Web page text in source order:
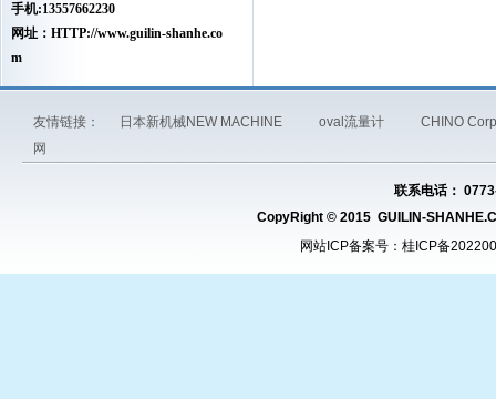
手机:13557662230
网址：HTTP://www.guilin-shanhe.co
m
友情链接： 日本新机械NEW MACHINE oval流量计
CHINO
网
联系电话：
CopyRight © 2015 GUILIN-
网站ICP备案号： 桂ICP备